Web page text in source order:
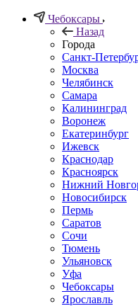
Чебоксары
Назад
Города
Санкт-
Москва
Челябинск
Самара
Калининград
Воронеж
Екатеринбург
Ижевск
Краснодар
Красноярск
Нижний
Новосибирск
Пермь
Саратов
Сочи
Тюмень
Ульяновск
Уфа
Чебоксары
Ярославль